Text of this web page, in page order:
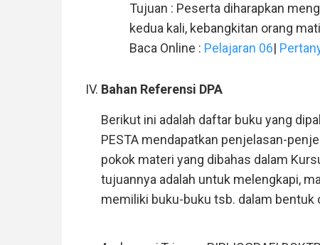
Tujuan : Peserta diharapkan
kedua kali, kebangkitan orang
Baca Online : Pelajaran 06|
Bahan Referensi DPA
Berikut ini adalah daftar buku yang
PESTA mendapatkan penjelasan-
pokok materi yang dibahas dalam
tujuannya adalah untuk melengkapi,
memiliki buku-buku tsb. dalam bentuk